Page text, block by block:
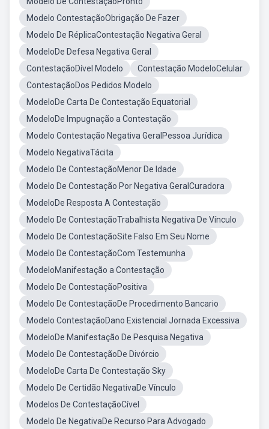
Modelo ContestaçãoObrigação De Fazer
Modelo De RéplicaContestação Negativa Geral
ModeloDe Defesa Negativa Geral
ContestaçãoDível Modelo
Contestação ModeloCelular
ContestaçãoDos Pedidos Modelo
ModeloDe Carta De Contestação Equatorial
ModeloDe Impugnação a Contestação
Modelo Contestação Negativa GeralPessoa Jurídica
Modelo NegativaTácita
Modelo De ContestaçãoMenor De Idade
Modelo De Contestação Por Negativa GeralCuradora
ModeloDe Resposta A Contestação
Modelo De ContestaçãoTrabalhista Negativa De Vínculo
Modelo De ContestaçãoSite Falso Em Seu Nome
Modelo De ContestaçãoCom Testemunha
ModeloManifestação a Contestação
Modelo De ContestaçãoPositiva
Modelo De ContestaçãoDe Procedimento Bancario
Modelo ContestaçãoDano Existencial Jornada Excessiva
ModeloDe Manifestação De Pesquisa Negativa
Modelo De ContestaçãoDe Divórcio
ModeloDe Carta De Contestação Sky
Modelo De Certidão NegativaDe Vínculo
Modelos De ContestaçãoCível
Modelo De NegativaDe Recurso Para Advogado